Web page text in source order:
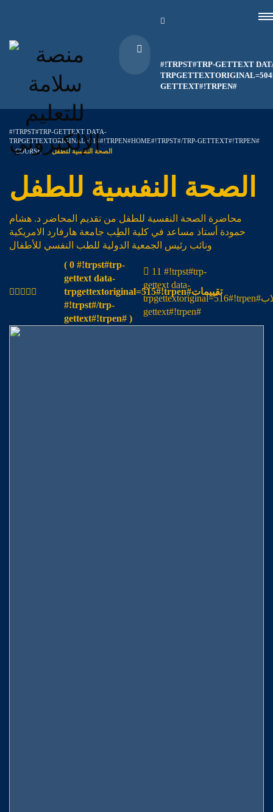
#!TRPST#TRP-GETTEXT
GETTEXT#!TRPEN#
#!TRPST#TRP-GETTEXT DATA-
TRPGETTEXTORIGINAL=514#!TRPEN#HOME#!TRPST#/TRP-GETTEXT#!TRPEN#
COURSE
الصحة النفسية للطفل
الصحة النفسية للطفل
محاضرة الصحة النفسية للطفل من تقديم المحاضر د. هشام
حمودة أستاذ مساعد في كلية الطِب جامعة هارفارد الامريكية
ونائب رئيس الجمعية الدولية للطب النفسي للأطفال
( 0 #!trpst#trp-
gettext data-
trpgettextoriginal=515#!trpen#تقييمات
#!trpst#/trp-
gettext#!trpen# )
11 #!trpst#trp-
gettext data-
trpgettextoriginal=516#!trpen#طلاب#!trpst#/trp-
gettext#!trpen#